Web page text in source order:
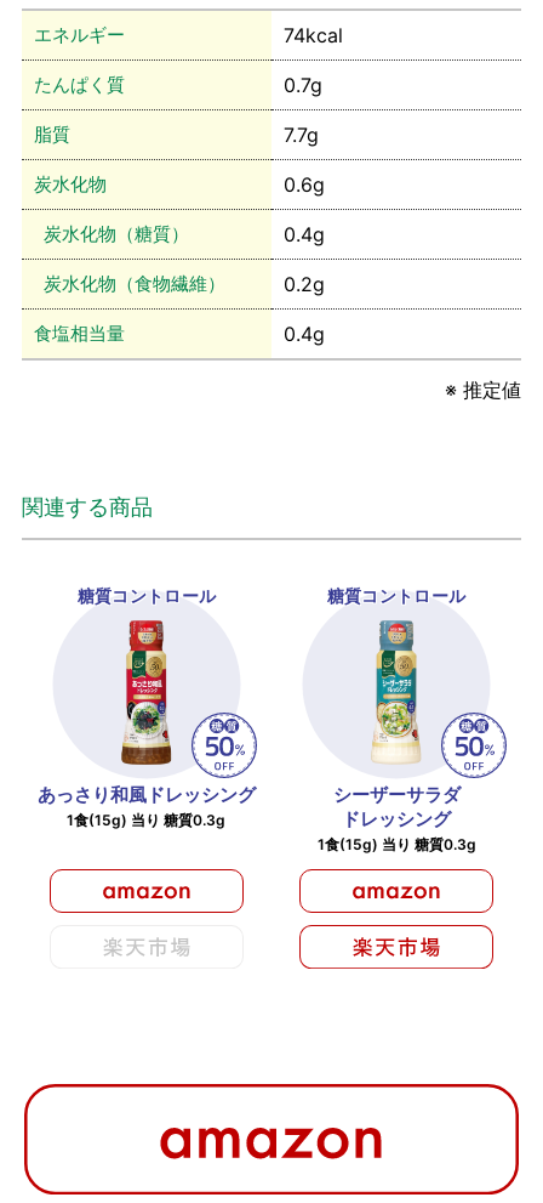
エネルギー 74kcal
たんぱく質 0.7g
脂質 7.7g
炭水化物 0.6g
炭水化物（糖質） 0.4g
炭水化物（食物繊維） 0.2g
食塩相当量 0.4g
※ 推定値
関連する商品
糖質コントロール
あっさり和風ドレッシング
1食(15g) 当り 糖質0.3g
糖質コントロール
シーザーサラダ
ドレッシング
1食(15g) 当り 糖質0.3g